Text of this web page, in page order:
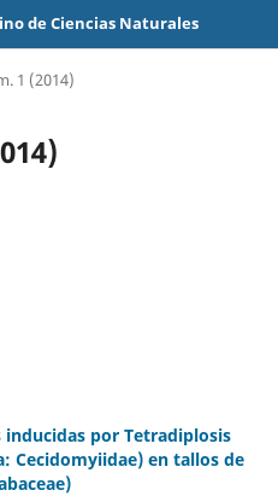
de Ciencias Naturales
1 (2014)
por Tetradiplosis
Cecidomyiidae) en tallos de